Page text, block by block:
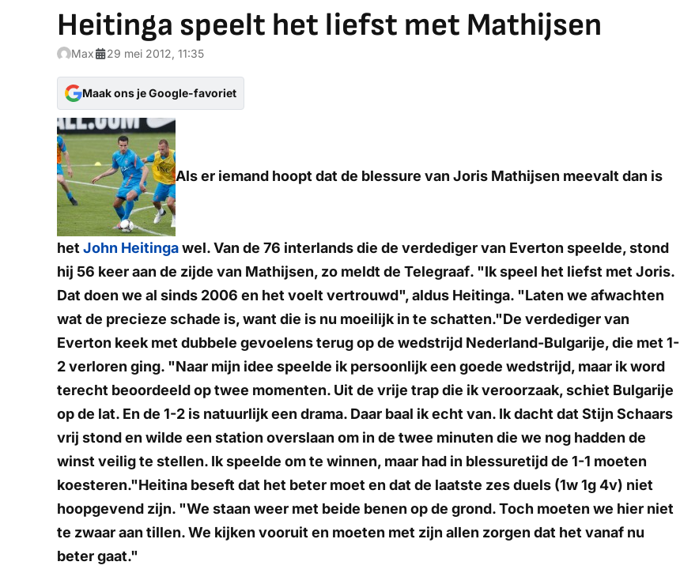
Heitinga speelt het liefst met Mathijsen
Max 29 mei 2012, 11:35
Maak ons je Google-favoriet
Als er iemand hoopt dat de blessure van Joris Mathijsen meevalt dan is
het John Heitingawel. Van de 76 interlands die de verdediger van Everton speelde, stond
hij 56 keer aan de zijde van Mathijsen, zo meldt de Telegraaf. "Ik speel het liefst met Joris.
Dat doen we al sinds 2006 en het voelt vertrouwd", aldus Heitinga. "Laten we afwachten
wat de precieze schade is, want die is nu moeilijk in te schatten."De verdediger van
Everton keek met dubbele gevoelens terug op de wedstrijd Nederland-Bulgarije, die met 1-
2 verloren ging. "Naar mijn idee speelde ik persoonlijk een goede wedstrijd, maar ik word
terecht beoordeeld op twee momenten. Uit de vrije trap die ik veroorzaak, schiet Bulgarije
op de lat. En de 1-2 is natuurlijk een drama. Daar baal ik echt van. Ik dacht dat Stijn Schaars
vrij stond en wilde een station overslaan om in de twee minuten die we nog hadden de
winst veilig te stellen. Ik speelde om te winnen, maar had in blessuretijd de 1-1 moeten
koesteren."Heitina beseft dat het beter moet en dat de laatste zes duels (1w 1g 4v) niet
hoopgevend zijn. "We staan weer met beide benen op de grond. Toch moeten we hier niet
te zwaar aan tillen. We kijken vooruit en moeten met zijn allen zorgen dat het vanaf nu
beter gaat."